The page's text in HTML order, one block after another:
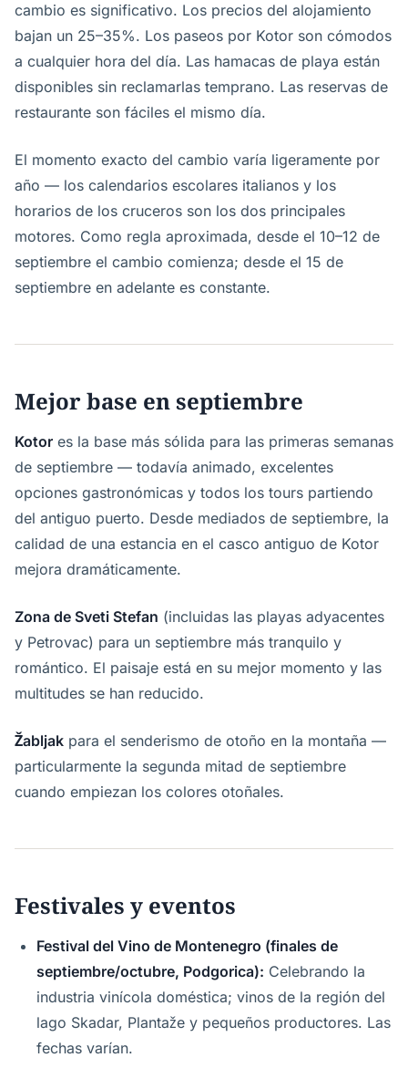
cambio es significativo. Los precios del alojamiento
bajan un 25–35%. Los paseos por Kotor son cómodos
a cualquier hora del día. Las hamacas de playa están
disponibles sin reclamarlas temprano. Las reservas de
restaurante son fáciles el mismo día.
El momento exacto del cambio varía ligeramente por
año — los calendarios escolares italianos y los
horarios de los cruceros son los dos principales
motores. Como regla aproximada, desde el 10–12 de
septiembre el cambio comienza; desde el 15 de
septiembre en adelante es constante.
Mejor base en septiembre
Kotor es la base más sólida para las primeras semanas
de septiembre — todavía animado, excelentes
opciones gastronómicas y todos los tours partiendo
del antiguo puerto. Desde mediados de septiembre, la
calidad de una estancia en el casco antiguo de Kotor
mejora dramáticamente.
Zona de Sveti Stefan (incluidas las playas adyacentes
y Petrovac) para un septiembre más tranquilo y
romántico. El paisaje está en su mejor momento y las
multitudes se han reducido.
Žabljak para el senderismo de otoño en la montaña —
particularmente la segunda mitad de septiembre
cuando empiezan los colores otoñales.
Festivales y eventos
Festival del Vino de Montenegro (finales de
septiembre/octubre, Podgorica): Celebrando la
industria vinícola doméstica; vinos de la región del
lago Skadar, Plantaže y pequeños productores. Las
fechas varían.